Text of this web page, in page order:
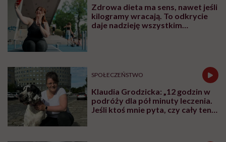
być, jeśli zależy nam na zdrowiu, prawda?
Zgodnie z wytycznymi Światowej Organizacji Zdrowia
(WHO), które określają, ile minimum powinna wynosić
osób dorosłych jest to 150 minut tygodniowo
spędzonych na wysiłku o umiarkowanej
intensywności. Natomiast jeśli chodzi o aktywność o
dużej intensywności, to minimum 75 minut